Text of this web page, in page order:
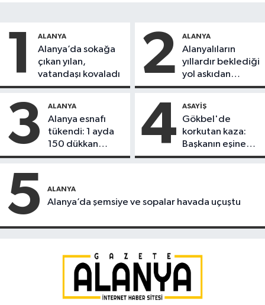
1 ALANYA
Alanya’da sokağa
çıkan yılan,
vatandaşı kovaladı
2 ALANYA
Alanyalıların
yıllardır beklediği
yol askıdan
döndü
3 ALANYA
Alanya esnafı
tükendi: 1 ayda
150 dükkan
kapandı
4 ASAYIŞ
Gökbel'de
korkutan kaza:
Başkanın eşine
motosiklet çarptı
5 ALANYA
Alanya’da şemsiye ve sopalar havada uçuştu